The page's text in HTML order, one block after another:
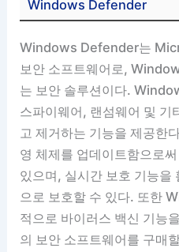
Windows Defender
Windows Defender는
보안 소프트웨어로,
는 보안 솔루션이다.
스파이웨어, 랜섬웨어 및 기
고 제거하는 기능을 제공한
영 체제를 업데이트함으로
있으며, 실시간 보호 기능을
으로 보호할 수 있다. 또한
적으로 바이러스 백신 기능
의 보안 소프트웨어를 구매